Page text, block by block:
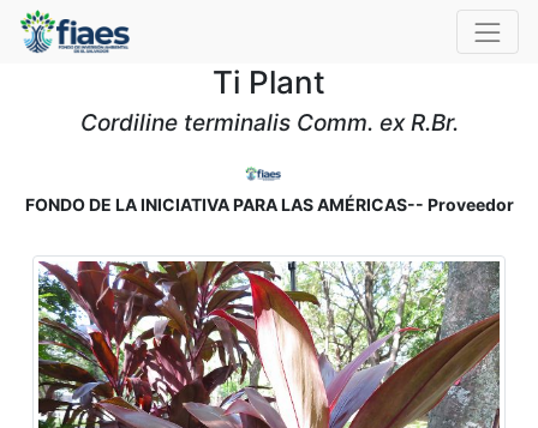
Ti Plant
Cordiline terminalis Comm. ex R.Br.
FONDO DE LA INICIATIVA PARA LAS AMÉRICAS-- Proveedor